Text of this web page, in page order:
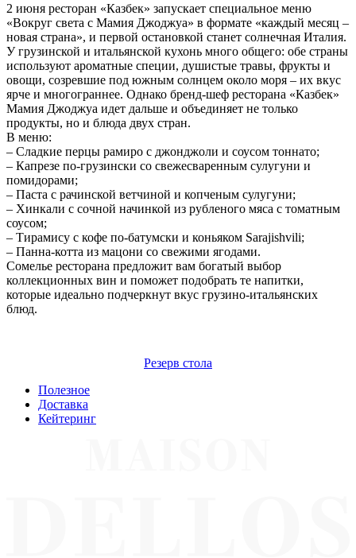
2 июня ресторан «Казбек» запускает специальное меню
«Вокруг света с Мамия Джоджуа» в формате «каждый месяц –
новая страна», и первой остановкой станет солнечная Италия.
У грузинской и итальянской кухонь много общего: обе страны
используют ароматные специи, душистые травы, фрукты и
овощи, созревшие под южным солнцем около моря – их вкус
ярче и многограннее. Однако бренд-шеф ресторана «Казбек»
Мамия Джоджуа идет дальше и объединяет не только
продукты, но и блюда двух стран.
В меню:
– Сладкие перцы рамиро с джонджоли и соусом тоннато;
– Капрезе по-грузински со свежесваренным сулугуни и
помидорами;
– Паста с рачинской ветчиной и копченым сулугуни;
– Хинкали с сочной начинкой из рубленого мяса с томатным
соусом;
– Тирамису с кофе по-батумски и коньяком Sarajishvili;
– Панна-котта из мацони со свежими ягодами.
Сомелье ресторана предложит вам богатый выбор
коллекционных вин и поможет подобрать те напитки,
которые идеально подчеркнут вкус грузино-итальянских
блюд.
Резерв стола
Полезное
Доставка
Кейтеринг